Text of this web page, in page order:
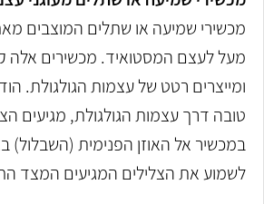
מכשירי שמיעה או שתלים המוצבים
מעל לעצם המסטואיד. מכשירים אלה
ומייצרים רטט של עצמות הגולגולת.
טובה דרך עצמות הגולגולת, מגיעים
במכשיר אל האוזן הפנימית (השבלול)
לשמוע את הצלילים המגיעים המצד